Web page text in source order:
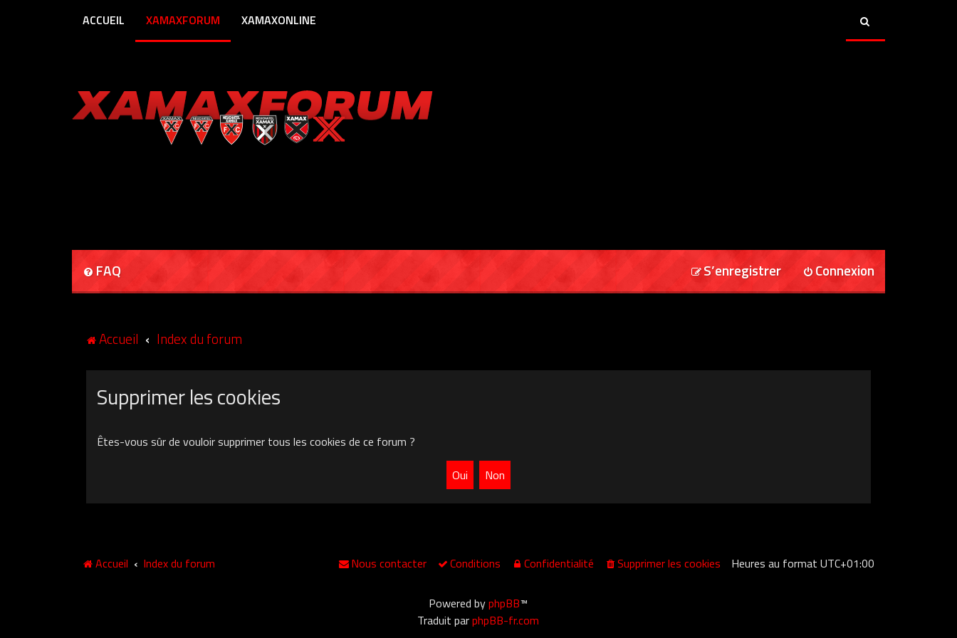
ACCUEIL XAMAXFORUM XAMAXONLINE
FAQ Connexion
S’enregistrer
Accueil Index du forum
Supprimer les cookies
Êtes-vous sûr de vouloir supprimer tous les cookies de ce forum ?
Accueil Index du forum Heures au formatUTC+01:00
Supprimer les cookies
Confidentialité
Conditions
Nous contacter
Powered byphpBB™
Traduit parphpBB-fr.com